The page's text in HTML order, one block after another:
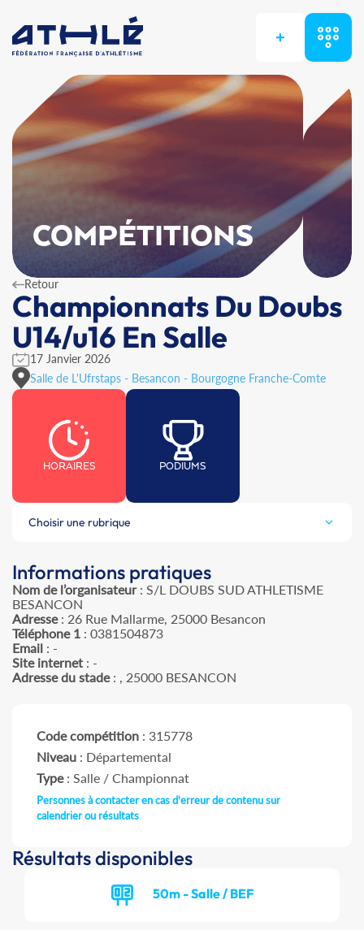
+
COMPÉTITIONS
Retour
Championnats Du Doubs
U14/u16 En Salle
17 Janvier 2026
Salle de L'Ufrstaps - Besancon - Bourgogne Franche-Comte
HORAIRES PODIUMS
Choisir une rubrique
Informations pratiques
Nom de l’organisateur: S/L DOUBS SUD ATHLETISME
BESANCON
Adresse: 26 Rue Mallarme, 25000 Besancon
Téléphone 1 : 0381504873
Email : -
Site internet : -
Adresse du stade: , 25000 BESANCON
Code compétition : 315778
Niveau : Départemental
Type: Salle / Championnat
Personnes à contacter en cas d'erreur de contenu sur
calendrier ou résultats
Résultats disponibles
50m - Salle / BEF